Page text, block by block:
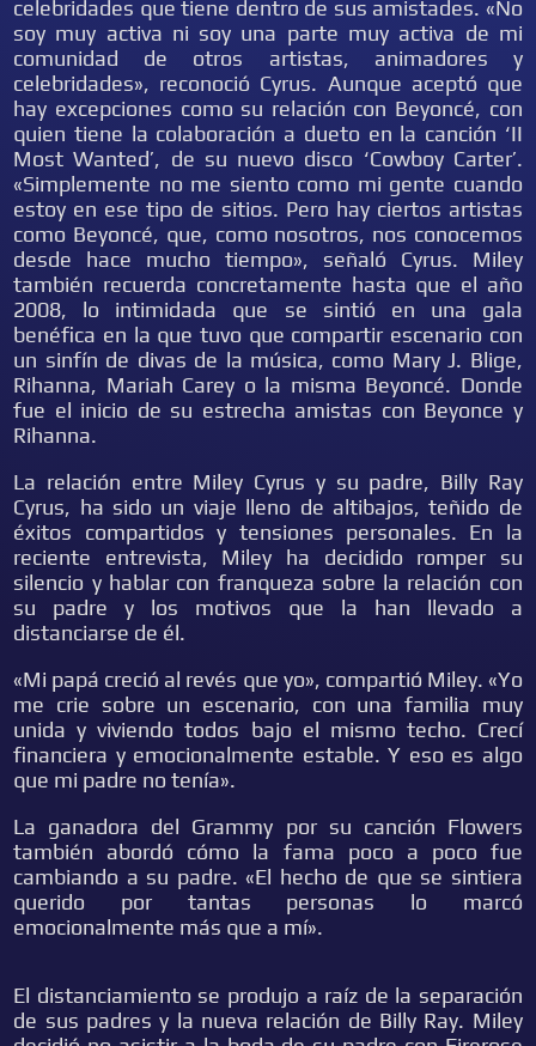
celebridades que tiene dentro de sus amistades. «No
soy muy activa ni soy una parte muy activa de mi
comunidad de otros artistas, animadores y
celebridades», reconoció Cyrus. Aunque aceptó que
hay excepciones como su relación con Beyoncé, con
quien tiene la colaboración a dueto en la canción ‘II
Most Wanted’, de su nuevo disco ‘Cowboy Carter’.
«Simplemente no me siento como mi gente cuando
estoy en ese tipo de sitios. Pero hay ciertos artistas
como Beyoncé, que, como nosotros, nos conocemos
desde hace mucho tiempo», señaló Cyrus. Miley
también recuerda concretamente hasta que el año
2008, lo intimidada que se sintió en una gala
benéfica en la que tuvo que compartir escenario con
un sinfín de divas de la música, como Mary J. Blige,
Rihanna, Mariah Carey o la misma Beyoncé. Donde
fue el inicio de su estrecha amistas con Beyonce y
Rihanna.
La relación entre Miley Cyrus y su padre, Billy Ray
Cyrus, ha sido un viaje lleno de altibajos, teñido de
éxitos compartidos y tensiones personales. En la
reciente entrevista, Miley ha decidido romper su
silencio y hablar con franqueza sobre la relación con
su padre y los motivos que la han llevado a
distanciarse de él.
«Mi papá creció al revés que yo», compartió Miley. «Yo
me crie sobre un escenario, con una familia muy
unida y viviendo todos bajo el mismo techo. Crecí
financiera y emocionalmente estable. Y eso es algo
que mi padre no tenía».
La ganadora del Grammy por su canción Flowers
también abordó cómo la fama poco a poco fue
cambiando a su padre. «El hecho de que se sintiera
querido por tantas personas lo marcó
emocionalmente más que a mí».
El distanciamiento se produjo a raíz de la separación
de sus padres y la nueva relación de Billy Ray. Miley